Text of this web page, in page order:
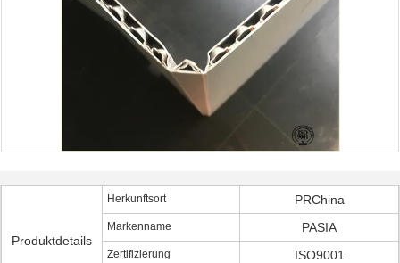
Produktdetails
Herkunftsort PRChina
Markenname PASIA
Zertifizierung ISO9001